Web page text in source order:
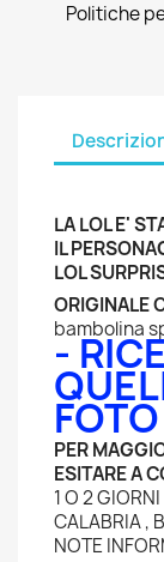
Politiche
LA LOL E'
IL
LOL
ORIGINALE
bambolina
-
PER
ESITARE A
1 O 2
CALABRIA ,
NOTE